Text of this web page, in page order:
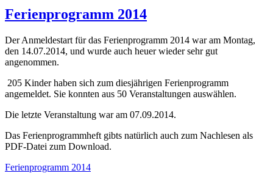
Ferienprogramm 2014
Der Anmeldestart für das Ferienprogramm 2014 war am Montag,
den 14.07.2014, und wurde auch heuer wieder sehr gut
angenommen.
205 Kinder haben sich zum diesjährigen Ferienprogramm
angemeldet. Sie konnten aus 50 Veranstaltungen auswählen.
Die letzte Veranstaltung war am 07.09.2014.
Das Ferienprogrammheft gibts natürlich auch zum Nachlesen als
PDF-Datei zum Download.
Ferienprogramm 2014